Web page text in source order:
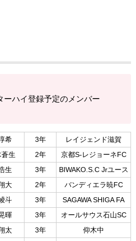
ーハイ登録予定のメンバー
希 3年
レイジェンド滋賀
生 2年
京都S-レジョーネFC
生 3年
BIWAKO.S.C Jrユース
大 2年
バンディエラ暁FC
斗 3年
SAGAWA SHIGA FA
暉 3年
オールサウス石山SC
太 3年
仰木中